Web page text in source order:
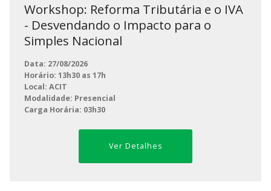
Workshop: Reforma Tributária e o IVA
- Desvendando o Impacto para o
Simples Nacional
Data: 27/08/2026
Horário: 13h30 as 17h
Local: ACIT
Modalidade: Presencial
Carga Horária: 03h30
Ver Detalhes